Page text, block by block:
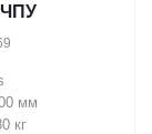
мм
кг